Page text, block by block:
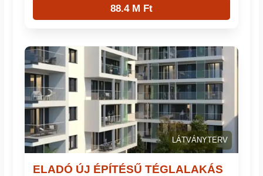
88.4 M Ft
LÁTVÁNYTERV
ELADÓ ÚJ ÉPÍTÉSŰ TÉGLALAKÁS